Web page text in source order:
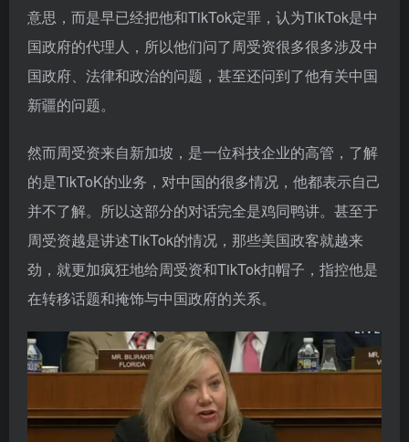
意思，而是早已经把他和TikTok定罪，认为TikTok是中
国政府的代理人，所以他们问了周受资很多很多涉及中
国政府、法律和政治的问题，甚至还问到了他有关中国
新疆的问题。
然而周受资来自新加坡，是一位科技企业的高管，了解
的是TikToK的业务，对中国的很多情况，他都表示自己
并不了解。所以这部分的对话完全是鸡同鸭讲。甚至于
周受资越是讲述TikTok的情况，那些美国政客就越来
劲，就更加疯狂地给周受资和TikTok扣帽子，指控他是
在转移话题和掩饰与中国政府的关系。